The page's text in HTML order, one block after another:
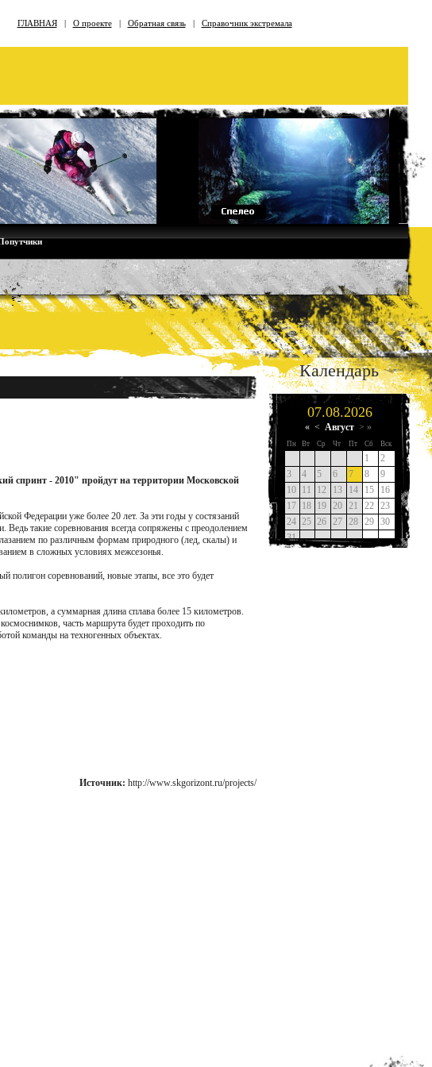
ГЛАВНАЯ| О проекте| Обратная связь| Справочник экстремала
спринт - 2010" пройдут на территории Московской
Федерации уже более 20 лет. За эти годы у состязаний
Ведь такие соревнования всегда сопряжены с преодолением
по различным формам природного (лед, скалы) и
в сложных условиях межсезонья.
полигон соревнований, новые этапы, все это будет
а суммарная длина сплава более 15 километров.
часть маршрута будет проходить по
команды на техногенных объектах.
Источник: http://www.skgorizont.ru/projects/
Календарь